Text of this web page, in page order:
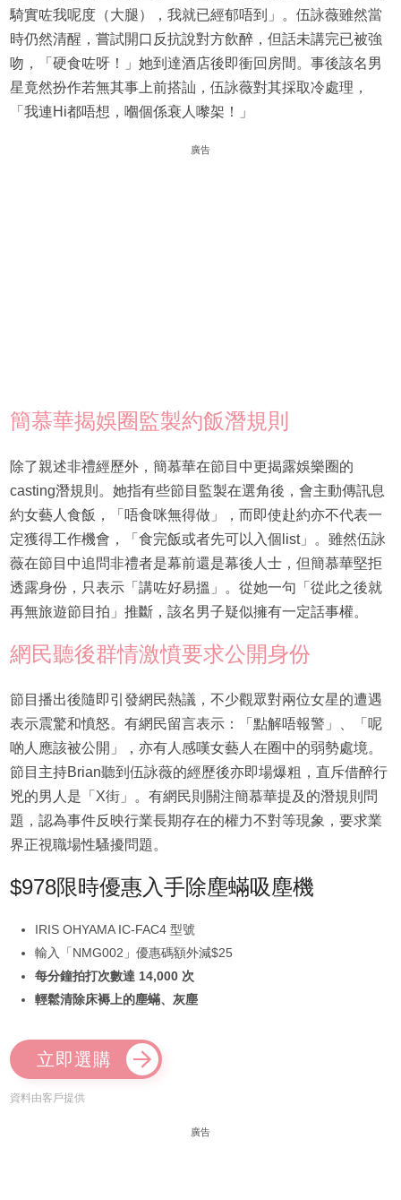
騎實咗我呢度（大腿），我就已經郁唔到」。伍詠薇雖然當
時仍然清醒，嘗試開口反抗說對方飲醉，但話未講完已被強
吻，「硬食咗呀！」她到達酒店後即衝回房間。事後該名男
星竟然扮作若無其事上前搭訕，伍詠薇對其採取冷處理，
「我連Hi都唔想，嗰個係衰人嚟架！」
廣告
簡慕華揭娛圈監製約飯潛規則
除了親述非禮經歷外，簡慕華在節目中更揭露娛樂圈的
casting潛規則。她指有些節目監製在選角後，會主動傳訊息
約女藝人食飯，「唔食咪無得做」，而即使赴約亦不代表一
定獲得工作機會，「食完飯或者先可以入個list」。雖然伍詠
薇在節目中追問非禮者是幕前還是幕後人士，但簡慕華堅拒
透露身份，只表示「講咗好易搵」。從她一句「從此之後就
再無旅遊節目拍」推斷，該名男子疑似擁有一定話事權。
網民聽後群情激憤要求公開身份
節目播出後隨即引發網民熱議，不少觀眾對兩位女星的遭遇
表示震驚和憤怒。有網民留言表示：「點解唔報警」、「呢
啲人應該被公開」，亦有人感嘆女藝人在圈中的弱勢處境。
節目主持Brian聽到伍詠薇的經歷後亦即場爆粗，直斥借醉行
兇的男人是「X街」。有網民則關注簡慕華提及的潛規則問
題，認為事件反映行業長期存在的權力不對等現象，要求業
界正視職場性騷擾問題。
$978限時優惠入手除塵蟎吸塵機
IRIS OHYAMA IC-FAC4 型號
輸入「NMG002」優惠碼額外減$25
每分鐘拍打次數達 14,000 次
輕鬆清除床褥上的塵蟎、灰塵
立即選購
資料由客戶提供
廣告